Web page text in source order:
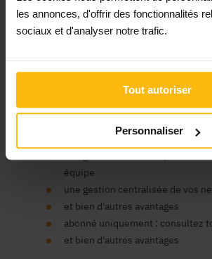
les annonces, d'offrir des fonctionnalités
sociaux et d'analyser notre trafic.
Tout autoriser
Personnaliser
Un compte organisme est nécessaire pour
de votre ASBL des avantages de la
consulter le contenu de nos fiches infos et
association, publier des annonces,
de formation en ligne, bénéficier d'un
un seul compte pour tous nos
équipe
une gestion centralisée de vos
et bien d'autres avantages
abonné uniquement : consultez
et bien d'autres avantages